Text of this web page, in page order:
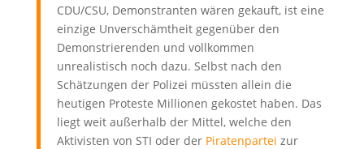
CDU/CSU, Demonstranten wären gekauft, ist eine
einzige Unverschämtheit gegenüber den
Demonstrierenden und vollkommen
unrealistisch noch dazu. Selbst nach den
Schätzungen der Polizei müssten allein die
heutigen Proteste Millionen gekostet haben. Das
liegt weit außerhalb der Mittel, welche den
Aktivisten von STI oder der Piratenpartei zur